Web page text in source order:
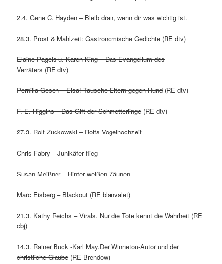
2.4. Gene C. Hayden – Bleib dran, wenn dir was wichtig ist.
28.3.Prost & Mahlzeit: Gastronomische Gedichte (RE dtv)
Elaine Pagels u. Karen King – Das Evangelium des
Verräters(RE dtv)
Pernilla Gesen – Elsa! Tausche Eltern gegen Hund (RE dtv)
F. E. Higgins – Das Gift der Schmetterlinge (RE dtv)
27.3.Rolf Zuckowski – Rolfs Vogelhochzeit
Chris Fabry – Junikäfer flieg
Susan Meißner – Hinter weißen Zäunen
Marc Eisberg – Blackout (RE blanvalet)
21.3.Kathy Reichs – Virals. Nur die Tote kennt die Wahrheit (RE
cbj)
14.3.Rainer Buck -Karl May.Der Winnetou-Autor und der
christliche Glaube (RE Brendow)